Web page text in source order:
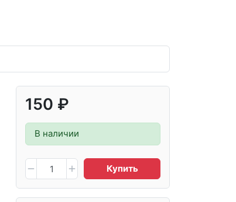
150 ₽
В наличии
Купить